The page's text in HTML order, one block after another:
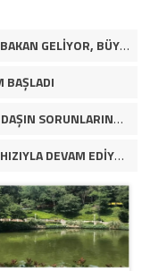
BÜYÜKÇEKMECE’DE TARİHİ BULUŞMA!…“İKİ BAKAN GELİYOR, BÜYÜKÇEKMECE’NİN ADLİYE KADERİ DEĞİŞECEK Mİ?”
BAŞLADI
“GENÇ YAŞTA BÜYÜK SORUMLULUK… VATANDAŞIN SORUNLARINA ÇÖZÜM ARIYOR!”
BEYLİKDÜZÜ’NDE YAZ SPOR KURSLARI TÜM HIZIYLA DEVAM EDİYOR